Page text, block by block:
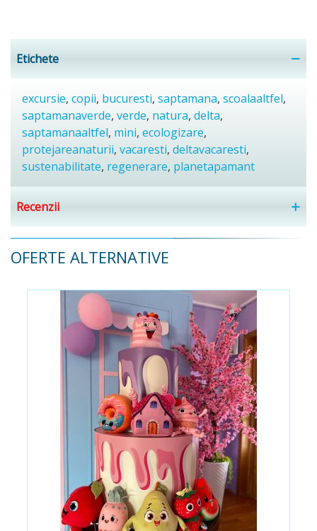
Etichete
excursie, copii, bucuresti, saptamana, scoalaaltfel,
saptamanaverde, verde, natura, delta,
saptamanaaltfel, mini, ecologizare,
protejareanaturii, vacaresti, deltavacaresti,
sustenabilitate, regenerare, planetapamant
Recenzii
OFERTE ALTERNATIVE